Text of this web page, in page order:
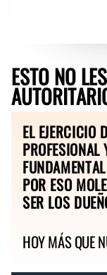
ESTO NO
EL EJERCICIO
POR ESO
SER LOS
HOY MÁS QUE